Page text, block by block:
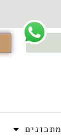
מתכונים